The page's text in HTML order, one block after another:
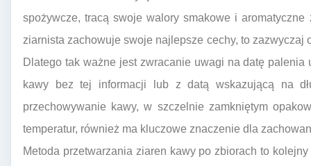
spożywcze, tracą swoje walory smakowe i
ziarnista zachowuje swoje najlepsze cechy, to
Dlatego tak ważne jest zwracanie uwagi na datę
kawy bez tej informacji lub z datą wskazującą na
przechowywanie kawy, w szczelnie zamkniętym
temperatur, również ma kluczowe znaczenie dla
Metoda przetwarzania ziaren kawy po zbiorach to